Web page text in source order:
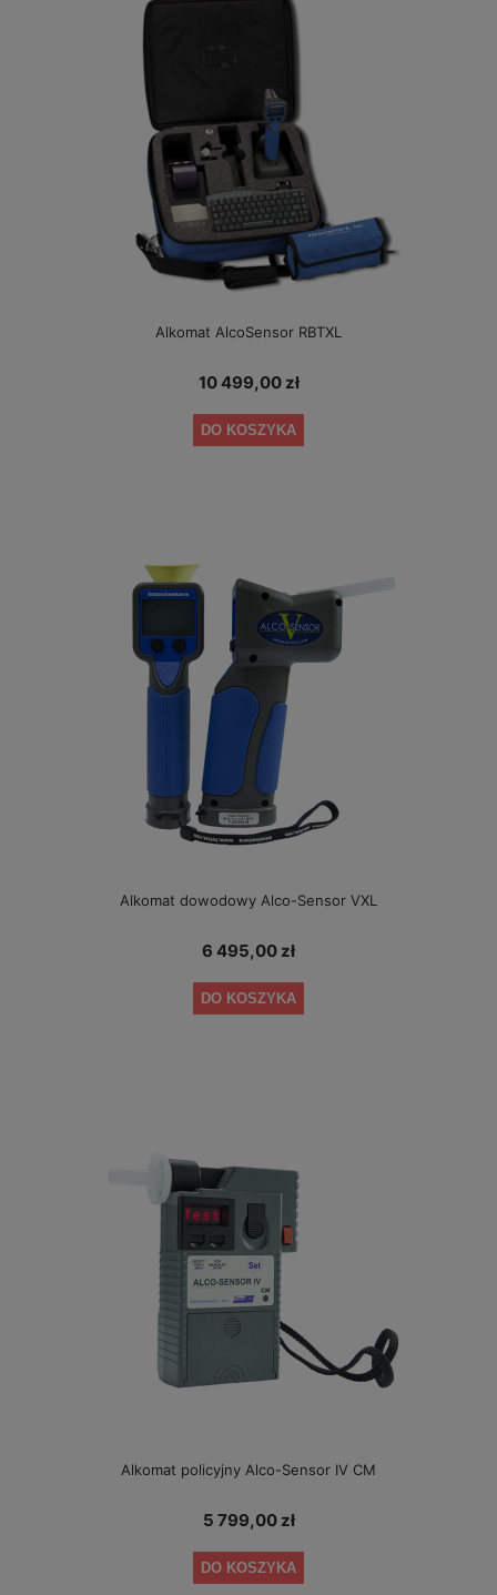
Alkomat AlcoSensor RBTXL
10 499,00 zł
DO KOSZYKA
Alkomat dowodowy Alco-Sensor VXL
6 495,00 zł
DO KOSZYKA
Alkomat policyjny Alco-Sensor IV CM
5 799,00 zł
DO KOSZYKA